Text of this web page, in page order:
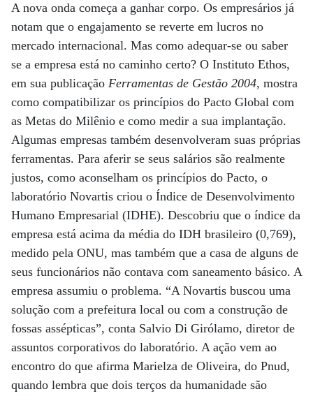
A nova onda começa a ganhar corpo. Os empresários já
notam que o engajamento se reverte em lucros no
mercado internacional. Mas como adequar-se ou saber
se a empresa está no caminho certo? O Instituto Ethos,
em sua publicação Ferramentas de Gestão 2004, mostra
como compatibilizar os princípios do Pacto Global com
as Metas do Milênio e como medir a sua implantação.
Algumas empresas também desenvolveram suas próprias
ferramentas. Para aferir se seus salários são realmente
justos, como aconselham os princípios do Pacto, o
laboratório Novartis criou o Índice de Desenvolvimento
Humano Empresarial (IDHE). Descobriu que o índice da
empresa está acima da média do IDH brasileiro (0,769),
medido pela ONU, mas também que a casa de alguns de
seus funcionários não contava com saneamento básico. A
empresa assumiu o problema. “A Novartis buscou uma
solução com a prefeitura local ou com a construção de
fossas assépticas”, conta Salvio Di Girólamo, diretor de
assuntos corporativos do laboratório. A ação vem ao
encontro do que afirma Marielza de Oliveira, do Pnud,
quando lembra que dois terços da humanidade são